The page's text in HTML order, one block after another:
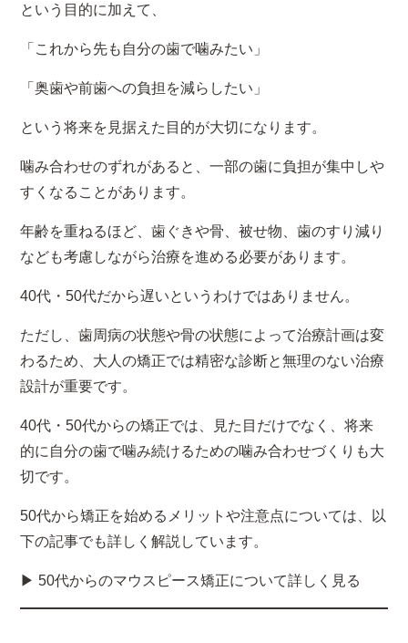
という目的に加えて、
「これから先も自分の歯で噛みたい」
「奥歯や前歯への負担を減らしたい」
という将来を見据えた目的が大切になります。
噛み合わせのずれがあると、一部の歯に負担が集中しや
すくなることがあります。
年齢を重ねるほど、歯ぐきや骨、被せ物、歯のすり減り
なども考慮しながら治療を進める必要があります。
40代・50代だから遅いというわけではありません。
ただし、歯周病の状態や骨の状態によって治療計画は変
わるため、大人の矯正では精密な診断と無理のない治療
設計が重要です。
40代・50代からの矯正では、見た目だけでなく、将来
的に自分の歯で噛み続けるための噛み合わせづくりも大
切です。
50代から矯正を始めるメリットや注意点については、以
下の記事でも詳しく解説しています。
▶ 50代からのマウスピース矯正について詳しく見る